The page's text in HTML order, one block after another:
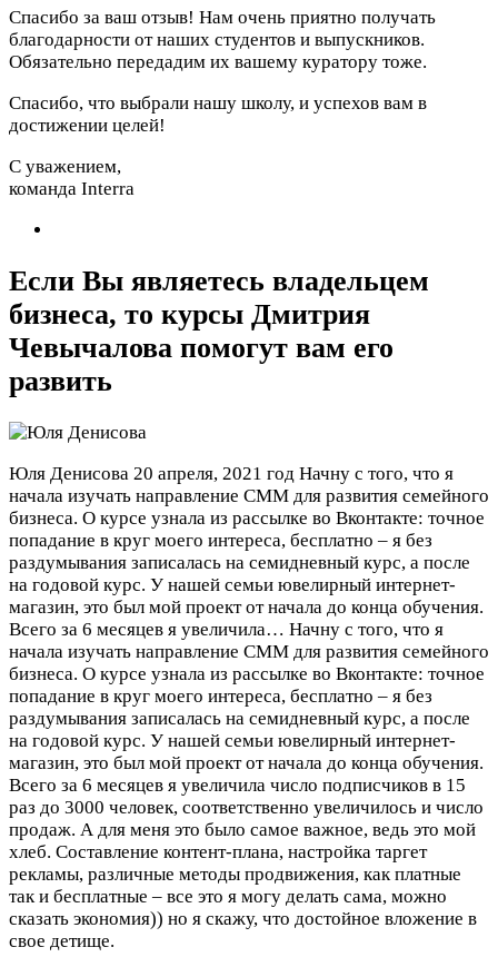
Спасибо за ваш отзыв! Нам очень приятно получать
благодарности от наших студентов и выпускников.
Обязательно передадим их вашему куратору тоже.
Спасибо, что выбрали нашу школу, и успехов вам в
достижении целей!
С уважением,
команда Interra
Если Вы являетесь владельцем
бизнеса, то курсы Дмитрия
Чевычалова помогут вам его
развить
Юля Денисова 20 апреля, 2021 год Начну с того, что я
начала изучать направление СММ для развития семейного
бизнеса. О курсе узнала из рассылке во Вконтакте: точное
попадание в круг моего интереса, бесплатно – я без
раздумывания записалась на семидневный курс, а после
на годовой курс. У нашей семьи ювелирный интернет-
магазин, это был мой проект от начала до конца обучения.
Всего за 6 месяцев я увеличила… Начну с того, что я
начала изучать направление СММ для развития семейного
бизнеса. О курсе узнала из рассылке во Вконтакте: точное
попадание в круг моего интереса, бесплатно – я без
раздумывания записалась на семидневный курс, а после
на годовой курс. У нашей семьи ювелирный интернет-
магазин, это был мой проект от начала до конца обучения.
Всего за 6 месяцев я увеличила число подписчиков в 15
раз до 3000 человек, соответственно увеличилось и число
продаж. А для меня это было самое важное, ведь это мой
хлеб. Составление контент-плана, настройка таргет
рекламы, различные методы продвижения, как платные
так и бесплатные – все это я могу делать сама, можно
сказать экономия)) но я скажу, что достойное вложение в
свое детище.